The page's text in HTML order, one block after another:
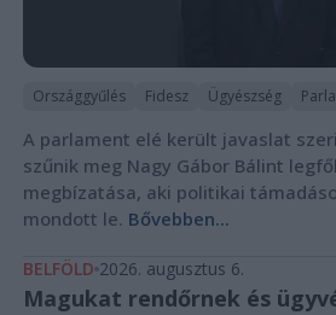
Országgyűlés Fidesz Ügyészség
A parlament elé került javaslat
szűnik meg Nagy Gábor Bálint
megbízatása, aki politikai
mondott le. Bővebben...
BELFÖLD 2026. augusztus 6.
Magukat rendőrnek és